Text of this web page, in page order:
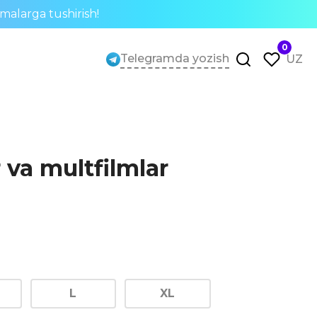
tushirish!
Telegramda yozish
0
UZ
va multfilmlar
L XL